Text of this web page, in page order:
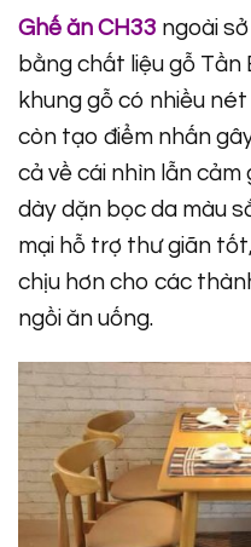
Ghế ăn CH33 ngoài
bằng chất liệu gỗ
khung gỗ có nhiều
còn tạo điểm nhấn
cả về cái nhìn lẫn cảm
dày dặn bọc da màu
mại hỗ trợ thư giãn
chịu hơn cho các
ngồi ăn uống.